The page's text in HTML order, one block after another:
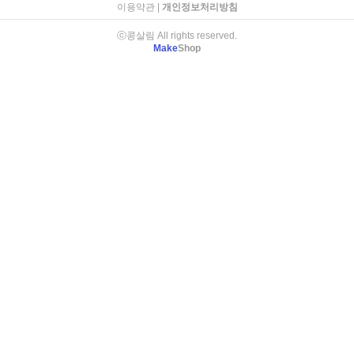
이용약관| 개인정보처리방침
ⓒ콩살림 All rights reserved.
MakeShop